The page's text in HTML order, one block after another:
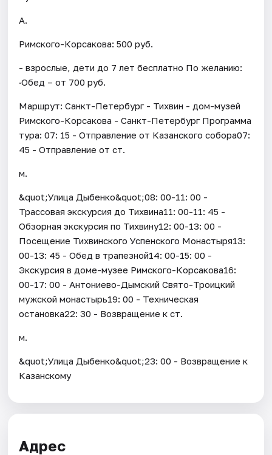
А.
Римского-Корсакова: 500 руб.
- взрослые, дети до 7 лет бесплатно По желанию:
·Обед – от 700 руб.
Маршрут: Санкт-Петербург - Тихвин - дом-музей
Римского-Корсакова - Санкт-Петербург Программа
тура: 07: 15 - Отправление от Казанского собора07:
45 - Отправление от ст.
м.
&quot;Улица Дыбенко&quot;08: 00-11: 00 -
Трассовая экскурсия до Тихвина11: 00-11: 45 -
Обзорная экскурсия по Тихвину12: 00-13: 00 -
Посещение Тихвинского Успенского Монастыря13:
00-13: 45 - Обед в трапезной14: 00-15: 00 -
Экскурсия в доме-музее Римского-Корсакова16:
00-17: 00 - Антониево-Дымский Свято-Троицкий
мужской монастырь19: 00 - Техническая
остановка22: 30 - Возвращение к ст.
м.
&quot;Улица Дыбенко&quot;23: 00 - Возвращение к
Казанскому
Адрес